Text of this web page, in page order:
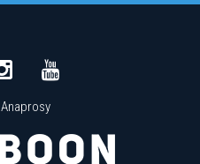
Anaprosy